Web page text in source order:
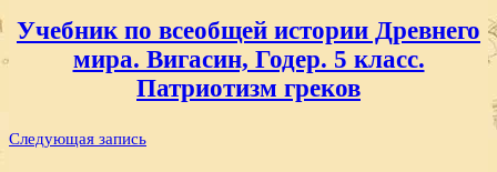
записям
Учебник по всеобщей истории Древнего
мира. Вигасин, Годер. 5 класс.
Патриотизм греков
Следующая запись